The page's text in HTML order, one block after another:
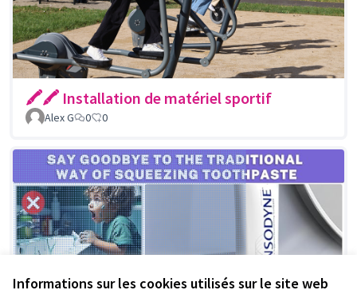
Informations sur les cookies utilisés sur le site web
🖍🖍 Installation de matériel sportif
Alex G 0 0